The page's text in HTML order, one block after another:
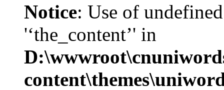
Notice: Use of
'‘the_content’' in